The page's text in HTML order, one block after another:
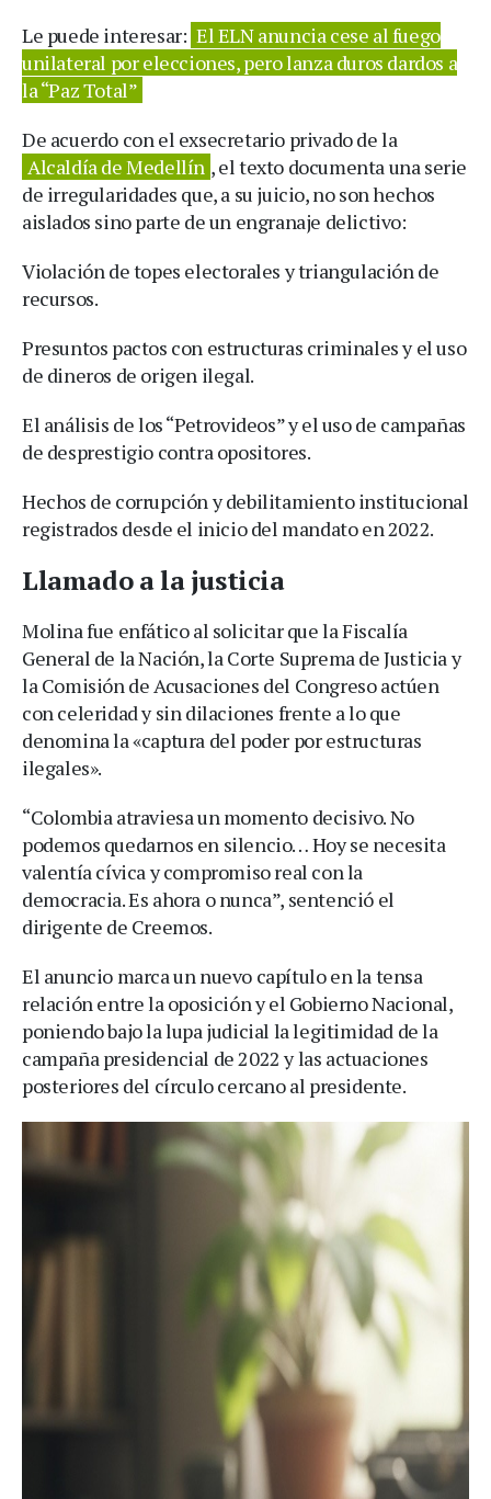
Le puede interesar: El ELN anuncia cese al fuego
unilateral por elecciones, pero lanza duros dardos a
la “Paz Total”
De acuerdo con el exsecretario privado de la
Alcaldía de Medellín , el texto documenta una serie
de irregularidades que, a su juicio, no son hechos
aislados sino parte de un engranaje delictivo:
Violación de topes electorales y triangulación de
recursos.
Presuntos pactos con estructuras criminales y el uso
de dineros de origen ilegal.
El análisis de los “Petrovideos” y el uso de campañas
de desprestigio contra opositores.
Hechos de corrupción y debilitamiento institucional
registrados desde el inicio del mandato en 2022.
Llamado a la justicia
Molina fue enfático al solicitar que la Fiscalía
General de la Nación, la Corte Suprema de Justicia y
la Comisión de Acusaciones del Congreso actúen
con celeridad y sin dilaciones frente a lo que
denomina la «captura del poder por estructuras
ilegales».
“Colombia atraviesa un momento decisivo. No
podemos quedarnos en silencio… Hoy se necesita
valentía cívica y compromiso real con la
democracia. Es ahora o nunca”, sentenció el
dirigente de Creemos.
El anuncio marca un nuevo capítulo en la tensa
relación entre la oposición y el Gobierno Nacional,
poniendo bajo la lupa judicial la legitimidad de la
campaña presidencial de 2022 y las actuaciones
posteriores del círculo cercano al presidente.